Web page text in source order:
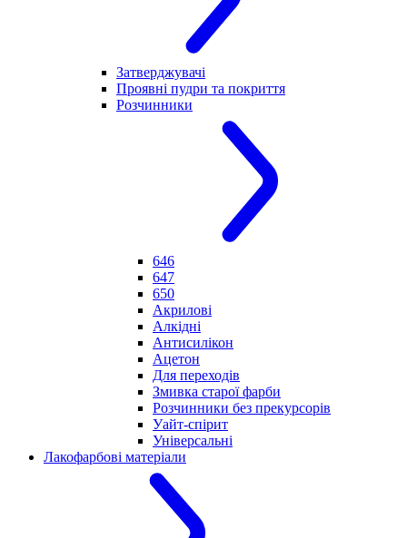
Затверджувачі
Проявні пудри та покриття
Розчинники
646
647
650
Акрилові
Алкідні
Антисилікон
Ацетон
Для переходів
Змивка старої фарби
Розчинники без прекурсорів
Уайт-спірит
Універсальні
Лакофарбові матеріали